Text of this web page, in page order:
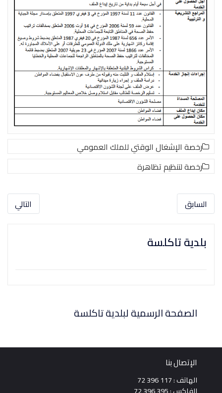
رخصة الإشغال الوقتي للملك العمومي
رخصة لتنظیم تظاھرة
السابق التالي
بلدية تاكلسة
الصفحة الرسمية لبلدية تاكلسة
الإتصال بنا
الهاتف : 117 396 72